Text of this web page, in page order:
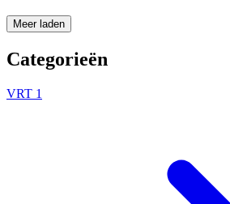
Meer laden
Categorieën
VRT 1